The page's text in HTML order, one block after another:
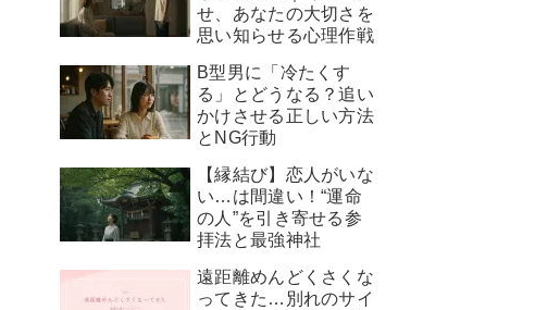
せ、あなたの大切さを
思い知らせる心理作戦
B型男に「冷たくす
る」とどうなる？追い
かけさせる正しい方法
とNG行動
【縁結び】恋人がいな
い…は間違い！“運命
の人”を引き寄せる参
拝法と最強神社
遠距離めんどくさくな
ってきた…別れのサイ